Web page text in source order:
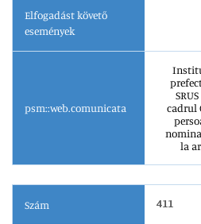
Elfogadást követő
események
psm::web.comunicata
Instituției
cadrul
la
Szám 411